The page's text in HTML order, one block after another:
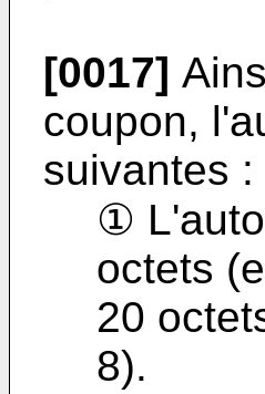
[0017]
coupon,
suivantes :
①
octets
20
8).